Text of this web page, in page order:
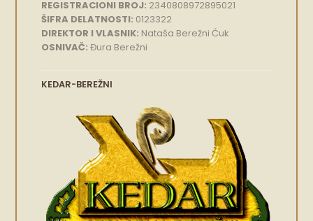
REGISTRACIONI BROJ: 2340808972895021
ŠIFRA DELATNOSTI: 0123322
DIREKTOR I VLASNIK: Nataša Berežni Ćuk
OSNIVAČ: Đura Berežni
KEDAR-BEREŽNI